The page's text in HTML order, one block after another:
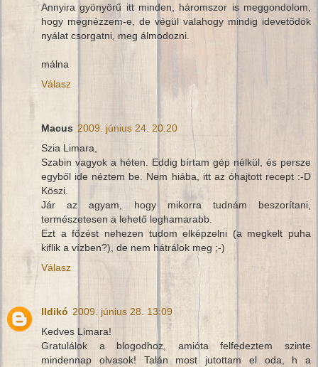
Annyira gyönyörű itt minden, háromszor is meggondolom,
hogy megnézzem-e, de végül valahogy mindig idevetődök
nyálat csorgatni, meg álmodozni.
málna
Válasz
Macus 2009. június 24. 20:20
Szia Limara,
Szabin vagyok a héten. Eddig bírtam gép nélkül, és persze
egyből ide néztem be. Nem hiába, itt az óhajtott recept :-D
Köszi.
Jár az agyam, hogy mikorra tudnám beszorítani,
természetesen a lehető leghamarabb.
Ezt a főzést nehezen tudom elképzelni (a megkelt puha
kiflik a vízben?), de nem hátrálok meg ;-)
Válasz
Ildikó 2009. június 28. 13:09
Kedves Limara!
Gratulálok a blogodhoz, amióta felfedeztem szinte
mindennap olvasok! Talán most jutottam el oda, h a